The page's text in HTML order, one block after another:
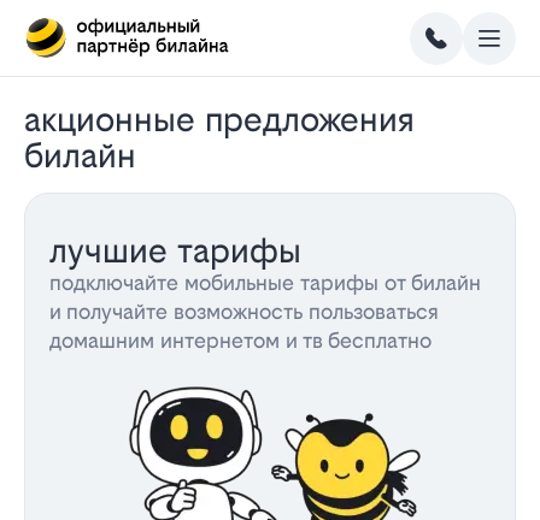
акционные предложения
билайн
лучшие тарифы
подключайте мобильные тарифы от билайн
и получайте возможность пользоваться
домашним интернетом и тв бесплатно